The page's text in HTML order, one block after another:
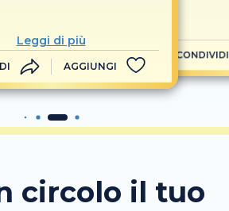
Leggi di più
AGGIUNGI
CONDIVIDI
circolo il tuo